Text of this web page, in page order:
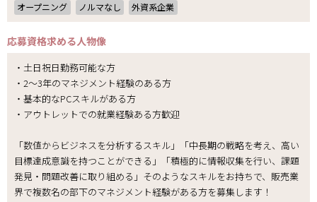
オープニング ノルマなし 外資系企業
応募資格求める人物像
・土日祝日勤務可能な方
・2～3年のマネジメント経験のある方
・基本的なPCスキルがある方
・アウトレットでの就業経験ある方歓迎
「数値からビジネスを分析するスキル」「中長期の戦略を考え、高い
目標達成意識を持つことができる」「積極的に情報収集を行い、課題
発見・問題改善に取り組める」そのようなスキルをお持ちで、販売業
界で複数名の部下のマネジメント経験がある方を募集します！